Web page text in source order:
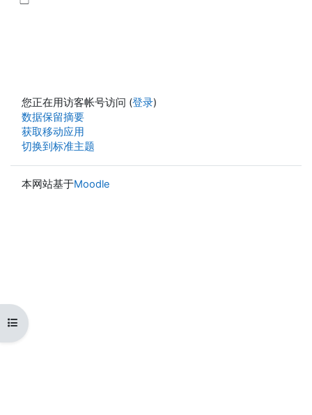
打开课程索引
您正在用访客帐号访问 (登录)
‎数据保留摘要‎
获取移动应用
切换到标准主题
本网站基于Moodle